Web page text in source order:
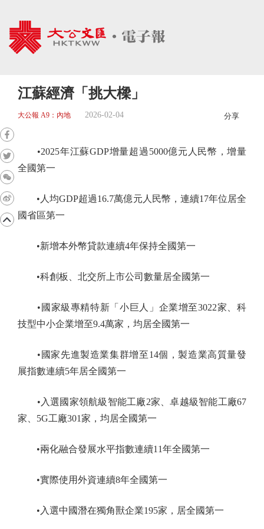
江蘇經濟「挑大樑」
大公報 A9：內地 2026-02-04 分享
•2025年江蘇GDP增量超過5000億元人民幣，增量
全國第一
•人均GDP超過16.7萬億元人民幣，連續17年位居全
國省區第一
•新增本外幣貸款連續4年保持全國第一
•科創板、北交所上市公司數量居全國第一
•國家級專精特新「小巨人」企業增至3022家、科
技型中小企業增至9.4萬家，均居全國第一
•國家先進製造業集群增至14個，製造業高質量發
展指數連續5年居全國第一
•入選國家領航級智能工廠2家、卓越級智能工廠67
家、5G工廠301家，均居全國第一
•兩化融合發展水平指數連續11年全國第一
•實際使用外資連續8年全國第一
•入選中國潛在獨角獸企業195家，居全國第一